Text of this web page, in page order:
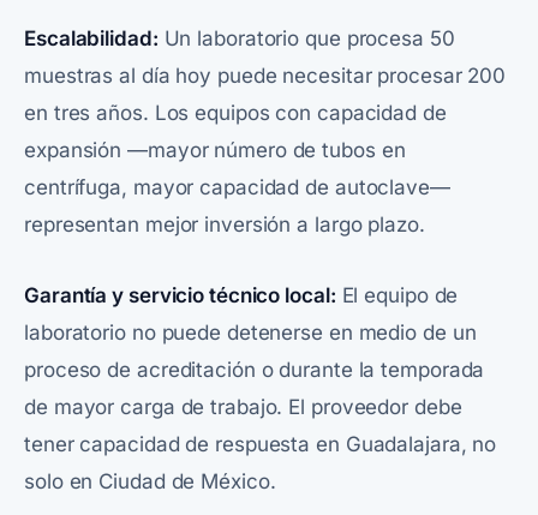
Escalabilidad: Un laboratorio que procesa 50
muestras al día hoy puede necesitar procesar 200
en tres años. Los equipos con capacidad de
expansión —mayor número de tubos en
centrífuga, mayor capacidad de autoclave—
representan mejor inversión a largo plazo.
Garantía y servicio técnico local: El equipo de
laboratorio no puede detenerse en medio de un
proceso de acreditación o durante la temporada
de mayor carga de trabajo. El proveedor debe
tener capacidad de respuesta en Guadalajara, no
solo en Ciudad de México.